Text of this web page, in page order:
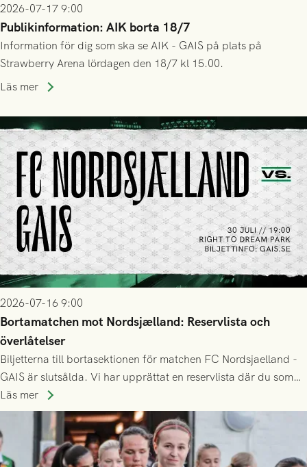
2026-07-17 9:00
Publikinformation: AIK borta 18/7
Information för dig som ska se AIK - GAIS på plats på
Strawberry Arena lördagen den 18/7 kl 15.00.
Läs mer
2026-07-16 9:00
Bortamatchen mot Nordsjælland: Reservlista och
överlåtelser
Biljetterna till bortasektionen för matchen FC Nordsjaelland -
GAIS är slutsålda. Vi har upprättat en reservlista där du som
ännu inte har någon biljett kan anmäla ditt intresse. Du kan
inte själv överlåta din biljett till någon annan.
Läs mer